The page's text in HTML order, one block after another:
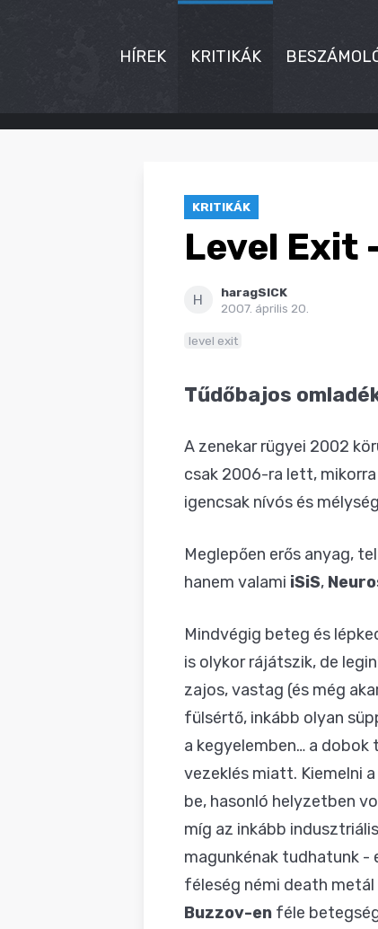
HÍREK KRITIKÁK
HÍREK
KRITIKÁK
Level Exit
H
haragSICK
2007. április 20.
level exit
Tűdőbajos
A zenekar rügyei 2002
csak 2006-ra lett,
igencsak nívós és
Meglepően erős anyag,
hanem valami iSiS,
Mindvégig beteg és
is olykor rájátszik, de
zajos, vastag (és még
fülsértő, inkább olyan
a kegyelemben… a
vezeklés miatt. Kiemelni
be, hasonló helyzetben
míg az inkább
magunkénak tudhatunk -
féleség némi death
Buzzov-en féle